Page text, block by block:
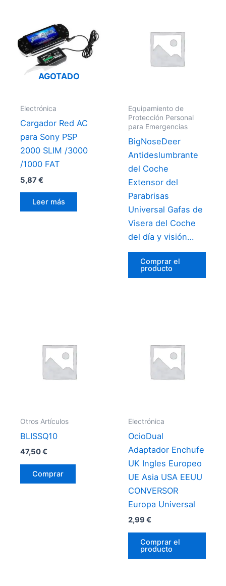
AGOTADO
Electrónica
Cargador Red AC
para Sony PSP
2000 SLIM /3000
/1000 FAT
5,87 €
Leer más
Equipamiento de
Protección Personal
para Emergencias
BigNoseDeer
Antideslumbrante
del Coche
Extensor del
Parabrisas
Universal Gafas de
Visera del Coche
del día y visión…
Comprar el
producto
Otros Artículos
BLISSQ10
47,50€
Comprar
Electrónica
OcioDual
Adaptador Enchufe
UK Ingles Europeo
UE Asia USA EEUU
CONVERSOR
Europa Universal
2,99 €
Comprar el
producto